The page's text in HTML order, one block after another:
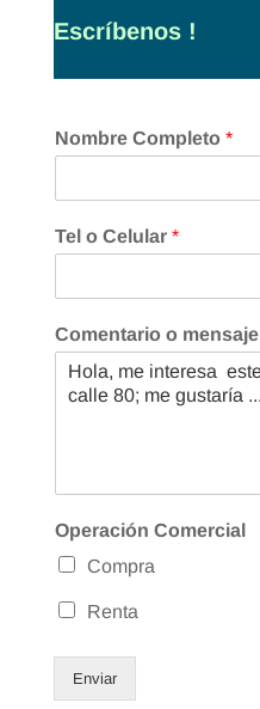
Escríbenos !
Nombre Completo *
Tel o Celular *
Comentario o mensaje
Operación Comercial
Compra
Renta
Enviar